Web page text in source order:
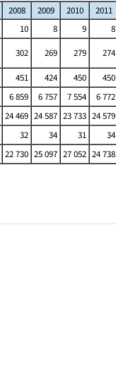
2008 2009 2010
2011
10 8 9
8
302 269 279
274
451 424 450
450
6 859 6 757 7 554
6 772
24 469 24 587 23 733 24 579
32 34 31
34
22 730 25 097 27 052 24 738